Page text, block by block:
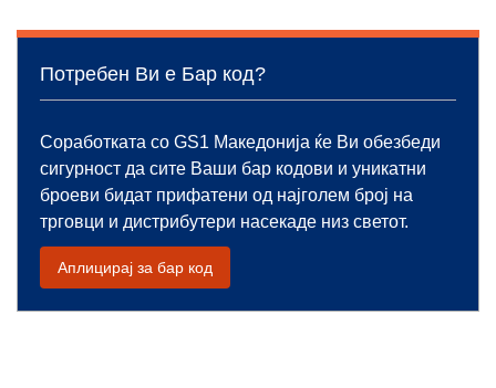
Потребен Ви е Бар код?
Соработката со GS1 Македонија ќе Ви обезбеди
сигурност да сите Ваши бар кодови и уникатни
броеви бидат прифатени од најголем број на
трговци и дистрибутери насекаде низ светот.
Аплицирај за бар код